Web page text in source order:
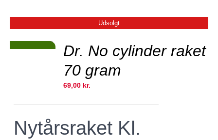
Udsolgt
Dr. No cylinder raket
70 gram
69,00 kr.
Nytårsraket Kl.